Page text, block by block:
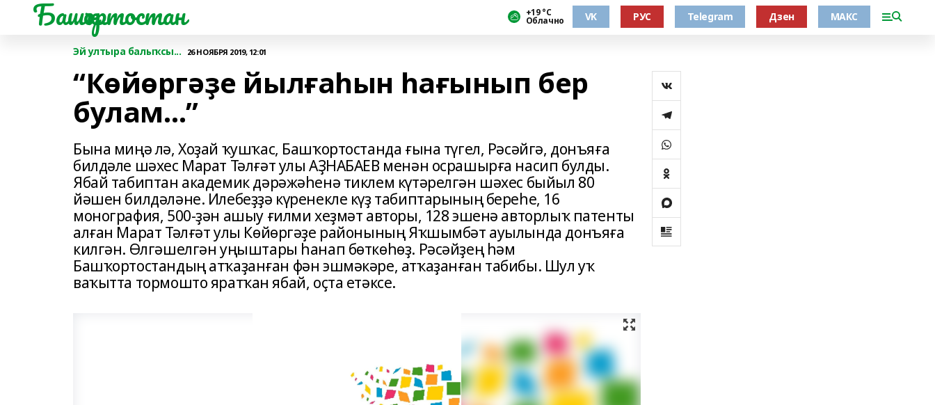
Башҡортостан +19 °С
Облачно VK РУС Telegram Дзен МАКС
Эй ултыра балыҡсы... 26 НОЯБРЯ 2019, 12:01
“Көйөргәҙе йылғаһын һағынып бер
булам…”
Бына миңә лә, Хоҙай ҡушҡас, Башҡортостанда ғына түгел, Рәсәйгә, донъяға
билдәле шәхес Марат Тәлғәт улы АҘНАБАЕВ менән осрашырға насип булды.
Ябай табиптан академик дәрәжәһенә тиклем күтәрелгән шәхес быйыл 80
йәшен билдәләне. Илебеҙҙә күренекле күҙ табиптарының береһе, 16
монография, 500-ҙән ашыу ғилми хеҙмәт авторы, 128 эшенә авторлыҡ патенты
алған Марат Тәлғәт улы Көйөргәҙе районының Яҡшымбәт ауылында донъяға
килгән. Өлгәшелгән уңыштары һанап бөткөһөҙ. Рәсәйҙең һәм
Башҡортостандың атҡаҙанған фән эшмәкәре, атҡаҙанған табибы. Шул уҡ
ваҡытта тормошто яратҡан ябай, оҫта етәксе.